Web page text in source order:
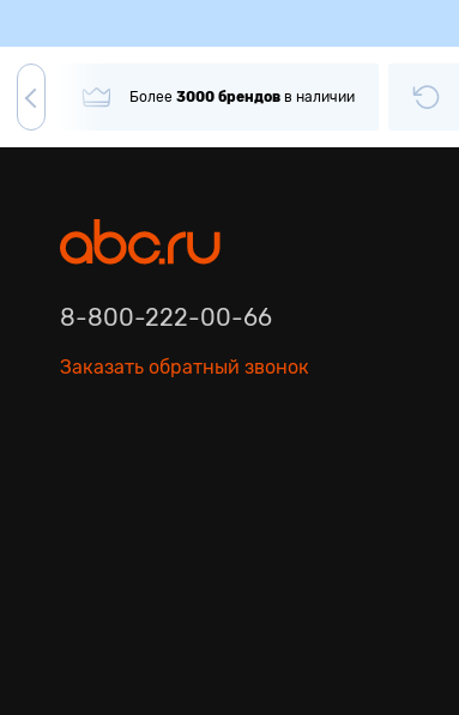
Более 3000 брендов в наличии
8-800-222-00-66
Заказать обратный звонок